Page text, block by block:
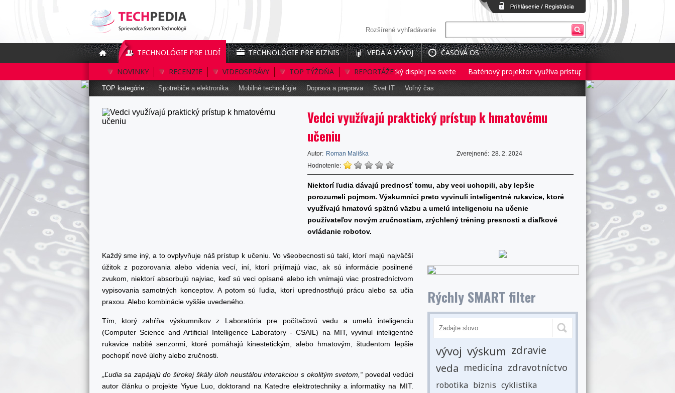
Rozšírené vyhľadávanie
TECHNOLÓGIE PRE ĽUDÍ TECHNOLÓGIE PRE BIZNIS VEDA A VÝVOJ
ČASOVÁ OS
NOVINKY
RECENZIE VIDEOSPRÁVY TOP TÝŽDŇA REPORTÁŽE
TOP kategórie : Spotrebiče a elektronika Mobilné technológie Doprava a preprava Svet IT Voľný čas
Prvý interaktívny 3D holografický displej na svete Batériový projektor využíva prístup 3 v 1 pre flexibilné nastavenie
Vedci využívajú praktický prístup k hmatovému
učeniu
Autor: Roman Mališka Zverejnené: 28. 2. 2024
Hodnotenie:
Niektorí ľudia dávajú prednosť tomu, aby veci uchopili, aby lepšie
porozumeli pojmom. Výskumníci preto vyvinuli inteligentné rukavice, ktoré
využívajú hmatovú spätnú väzbu a umelú inteligenciu na učenie
používateľov novým zručnostiam, zrýchlený tréning presnosti a diaľkové
ovládanie robotov.
Každý sme iný, a to ovplyvňuje náš prístup k učeniu. Vo všeobecnosti sú takí, ktorí majú najväčší
úžitok z pozorovania alebo videnia vecí, iní, ktorí prijímajú viac, ak sú informácie posilnené
zvukom, niektorí absorbujú najviac, keď sú veci opísané alebo ich vnímajú viac prostredníctvom
vypisovania samotných konceptov. A potom sú ľudia, ktorí uprednostňujú prácu alebo sa učia
praxou. Alebo kombinácie vyššie uvedeného.
Tím, ktorý zahŕňa výskumníkov z Laboratória pre počítačovú vedu a umelú inteligenciu
(Computer Science and Artificial Intelligence Laboratory - CSAIL) na MIT, vyvinul inteligentné
rukavice nabité senzormi, ktoré pomáhajú kinestetickým, alebo hmatovým, študentom lepšie
pochopiť nové úlohy alebo zručnosti.
„Ľudia sa zapájajú do širokej škály úloh neustálou interakciou s okolitým svetom,“ povedal vedúci
autor článku o projekte Yiyue Luo, doktorand na Katedre elektrotechniky a informatiky na MIT.
Rýchly SMART filter
vývoj výskum zdravie
veda medicína zdravotníctvo
robotika biznis cyklistika